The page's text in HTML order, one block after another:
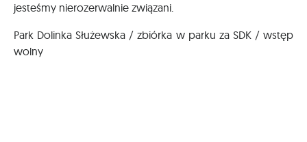
jesteśmy nierozerwalnie związani.
Park Dolinka Służewska / zbiórka w parku za SDK / wstęp
wolny